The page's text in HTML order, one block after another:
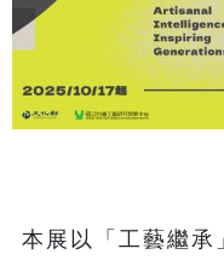
本展以「工藝繼承